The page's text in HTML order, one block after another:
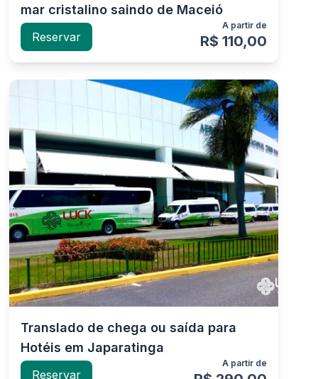
mar cristalino saindo de Maceió
Reservar
A partir de
R$ 110,00
Translado de chega ou saída para
Hotéis em Japaratinga
Reservar
A partir de